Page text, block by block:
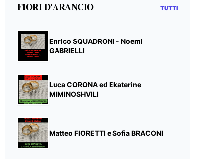
FIORI D'ARANCIO TUTTI
Enrico SQUADRONI - Noemi
GABRIELLI
Luca CORONA ed Ekaterine
MIMINOSHVILI
Matteo FIORETTI e Sofia BRACONI